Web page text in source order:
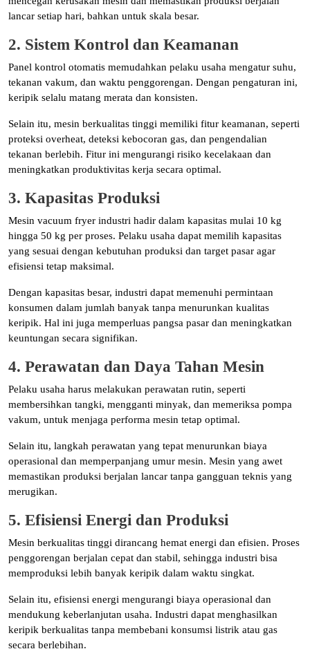
lancar setiap hari, bahkan untuk skala besar.
2. Sistem Kontrol dan Keamanan
Panel kontrol otomatis memudahkan pelaku usaha mengatur suhu,
tekanan vakum, dan waktu penggorengan. Dengan pengaturan ini,
keripik selalu matang merata dan konsisten.
Selain itu, mesin berkualitas tinggi memiliki fitur keamanan, seperti
proteksi overheat, deteksi kebocoran gas, dan pengendalian
tekanan berlebih. Fitur ini mengurangi risiko kecelakaan dan
meningkatkan produktivitas kerja secara optimal.
3. Kapasitas Produksi
Mesin vacuum fryer industri hadir dalam kapasitas mulai 10 kg
hingga 50 kg per proses. Pelaku usaha dapat memilih kapasitas
yang sesuai dengan kebutuhan produksi dan target pasar agar
efisiensi tetap maksimal.
Dengan kapasitas besar, industri dapat memenuhi permintaan
konsumen dalam jumlah banyak tanpa menurunkan kualitas
keripik. Hal ini juga memperluas pangsa pasar dan meningkatkan
keuntungan secara signifikan.
4. Perawatan dan Daya Tahan Mesin
Pelaku usaha harus melakukan perawatan rutin, seperti
membersihkan tangki, mengganti minyak, dan memeriksa pompa
vakum, untuk menjaga performa mesin tetap optimal.
Selain itu, langkah perawatan yang tepat menurunkan biaya
operasional dan memperpanjang umur mesin. Mesin yang awet
memastikan produksi berjalan lancar tanpa gangguan teknis yang
merugikan.
5. Efisiensi Energi dan Produksi
Mesin berkualitas tinggi dirancang hemat energi dan efisien. Proses
penggorengan berjalan cepat dan stabil, sehingga industri bisa
memproduksi lebih banyak keripik dalam waktu singkat.
Selain itu, efisiensi energi mengurangi biaya operasional dan
mendukung keberlanjutan usaha. Industri dapat menghasilkan
keripik berkualitas tanpa membebani konsumsi listrik atau gas
secara berlebihan.